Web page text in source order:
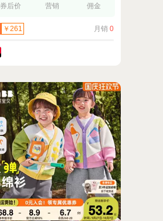
券后价 营销 佣金
￥261 月销 0